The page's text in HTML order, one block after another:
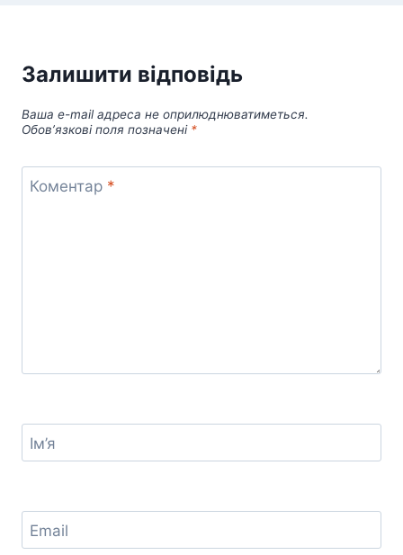
Залишити відповідь
Ваша e-mail адреса не оприлюднюватиметься.
Обов’язкові поля позначені *
Коментар *
Ім’я
Email